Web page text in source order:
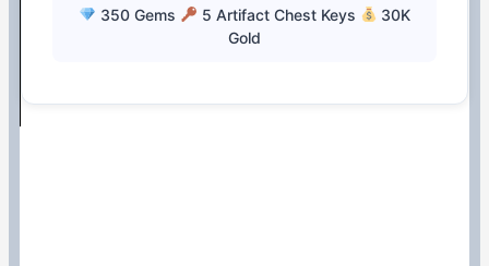
350 Gems 5 Artifact Chest Keys
30K
Gold